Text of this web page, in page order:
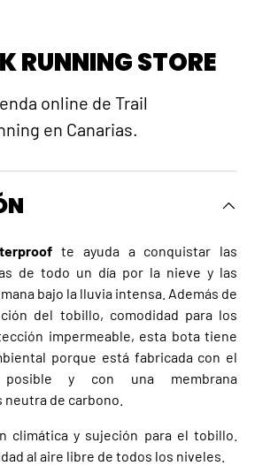
RUNNING STORE
online de Trail
en Canarias.
te ayuda a conquistar las
de todo un día por la nieve y las
bajo la lluvia intensa. Además de
del tobillo, comodidad para los
impermeable, esta bota tiene
porque está fabricada con el
posible y con una membrana
de carbono.
climática y sujeción para el tobillo.
al aire libre de todos los niveles.